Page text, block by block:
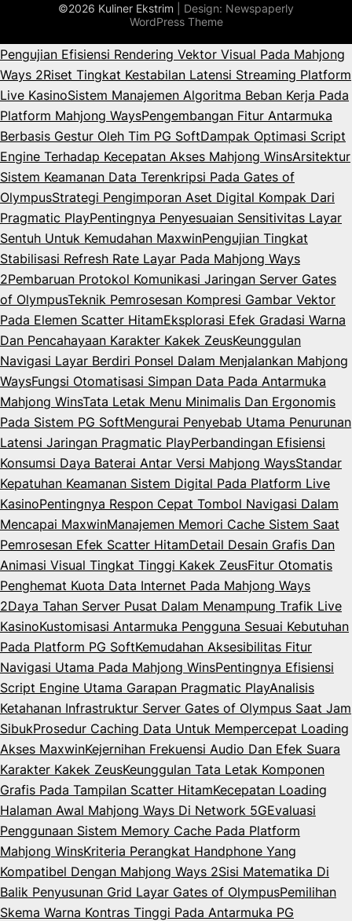
©2026 Kuliner Ekstrim | Design: Newspaperly
WordPress Theme
Pengujian Efisiensi Rendering Vektor Visual Pada Mahjong
Ways 2Riset Tingkat Kestabilan Latensi Streaming Platform
Live KasinoSistem Manajemen Algoritma Beban Kerja Pada
Platform Mahjong WaysPengembangan Fitur Antarmuka
Berbasis Gestur Oleh Tim PG SoftDampak Optimasi Script
Engine Terhadap Kecepatan Akses Mahjong WinsArsitektur
Sistem Keamanan Data Terenkripsi Pada Gates of
OlympusStrategi Pengimporan Aset Digital Kompak Dari
Pragmatic PlayPentingnya Penyesuaian Sensitivitas Layar
Sentuh Untuk Kemudahan MaxwinPengujian Tingkat
Stabilisasi Refresh Rate Layar Pada Mahjong Ways
2Pembaruan Protokol Komunikasi Jaringan Server Gates
of OlympusTeknik Pemrosesan Kompresi Gambar Vektor
Pada Elemen Scatter HitamEksplorasi Efek Gradasi Warna
Dan Pencahayaan Karakter Kakek ZeusKeunggulan
Navigasi Layar Berdiri Ponsel Dalam Menjalankan Mahjong
WaysFungsi Otomatisasi Simpan Data Pada Antarmuka
Mahjong WinsTata Letak Menu Minimalis Dan Ergonomis
Pada Sistem PG SoftMengurai Penyebab Utama Penurunan
Latensi Jaringan Pragmatic PlayPerbandingan Efisiensi
Konsumsi Daya Baterai Antar Versi Mahjong WaysStandar
Kepatuhan Keamanan Sistem Digital Pada Platform Live
KasinoPentingnya Respon Cepat Tombol Navigasi Dalam
Mencapai MaxwinManajemen Memori Cache Sistem Saat
Pemrosesan Efek Scatter HitamDetail Desain Grafis Dan
Animasi Visual Tingkat Tinggi Kakek ZeusFitur Otomatis
Penghemat Kuota Data Internet Pada Mahjong Ways
2Daya Tahan Server Pusat Dalam Menampung Trafik Live
KasinoKustomisasi Antarmuka Pengguna Sesuai Kebutuhan
Pada Platform PG SoftKemudahan Aksesibilitas Fitur
Navigasi Utama Pada Mahjong WinsPentingnya Efisiensi
Script Engine Utama Garapan Pragmatic PlayAnalisis
Ketahanan Infrastruktur Server Gates of Olympus Saat Jam
SibukProsedur Caching Data Untuk Mempercepat Loading
Akses MaxwinKejernihan Frekuensi Audio Dan Efek Suara
Karakter Kakek ZeusKeunggulan Tata Letak Komponen
Grafis Pada Tampilan Scatter HitamKecepatan Loading
Halaman Awal Mahjong Ways Di Network 5GEvaluasi
Penggunaan Sistem Memory Cache Pada Platform
Mahjong WinsKriteria Perangkat Handphone Yang
Kompatibel Dengan Mahjong Ways 2Sisi Matematika Di
Balik Penyusunan Grid Layar Gates of OlympusPemilihan
Skema Warna Kontras Tinggi Pada Antarmuka PG